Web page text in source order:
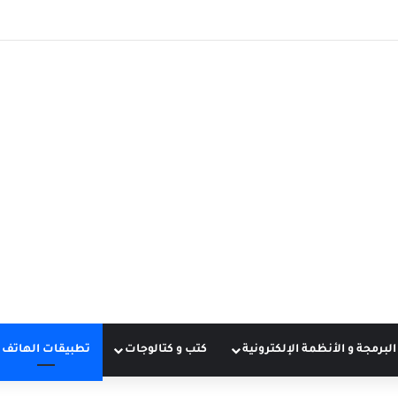
البرمجة و الأنظمة الإلكترونية كتب و كتالوجات تطبيقات الهاتف